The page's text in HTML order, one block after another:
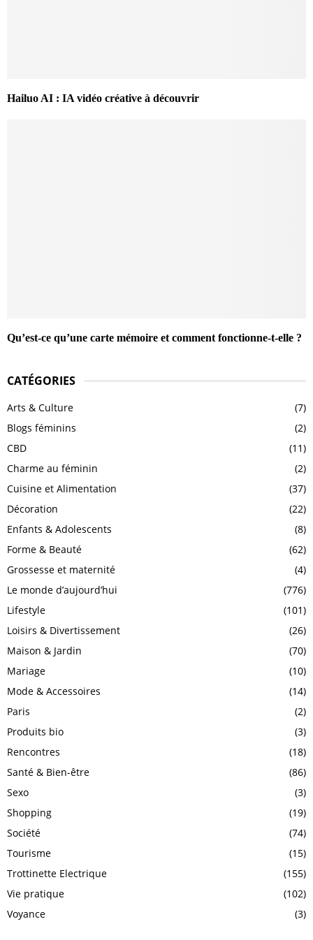
Hailuo AI : IA vidéo créative à découvrir
Qu’est-ce qu’une carte mémoire et comment fonctionne-t-elle ?
CATÉGORIES
Arts & Culture
(7)
Blogs féminins
(2)
CBD
(11)
Charme au féminin
(2)
Cuisine et Alimentation
(37)
Décoration
(22)
Enfants & Adolescents
(8)
Forme & Beauté
(62)
Grossesse et maternité
(4)
Le monde d’aujourd’hui
(776)
Lifestyle
(101)
Loisirs & Divertissement
(26)
Maison & Jardin
(70)
Mariage
(10)
Mode & Accessoires
(14)
Paris
(2)
Produits bio
(3)
Rencontres
(18)
Santé & Bien-être
(86)
Sexo
(3)
Shopping
(19)
Société
(74)
Tourisme
(15)
Trottinette Electrique
(155)
Vie pratique
(102)
Voyance
(3)